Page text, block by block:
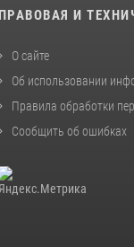
ПРАВОВАЯ И
О сайте
Об использовании
Правила обработки
Сообщить об ошибках